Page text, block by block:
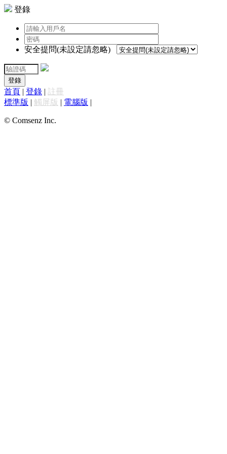
登錄
安全提問(未設定請忽略)
登錄
首頁 | 登錄 | 註冊
標準版 | 觸屏版 | 電腦版 |
© Comsenz Inc.